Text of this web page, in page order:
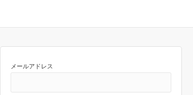
メールアドレス